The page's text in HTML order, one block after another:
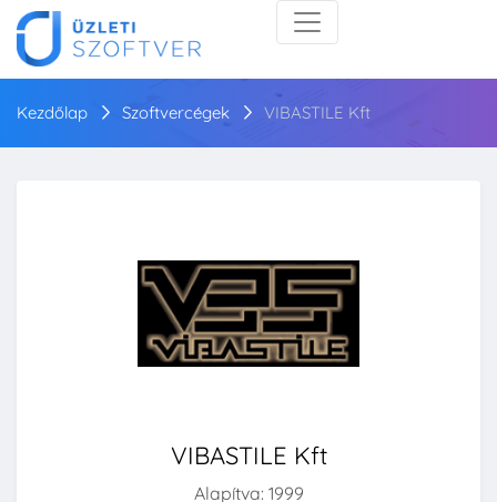
Kezdőlap Szoftvercégek VIBASTILE Kft
VIBASTILE Kft
Alapítva: 1999